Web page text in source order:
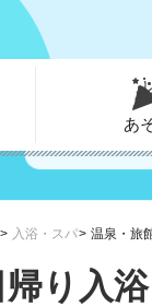
あ
入浴・スパ 温泉・旅
帰り入